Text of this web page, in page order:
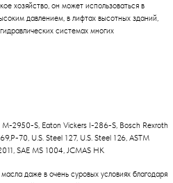
хозяйство, он может использоваться в
давлением, в лифтах высотных зданий,
системах многих
2950-S, Eaton Vickers I-286-S, Bosch Rexroth
70, U.S. Steel 127, U.S. Steel 126, ASTM
SAE MS 1004, JCMAS HK
даже в очень суровых условиях благодаря